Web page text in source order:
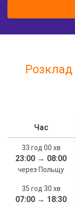
Розклад
Час
33 год 00 хв
23:00 → 08:00
через Польщу
35 год 30 хв
07:00 → 18:30